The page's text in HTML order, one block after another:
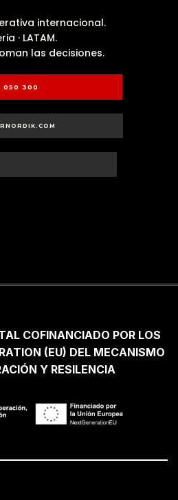
internacional.
· LATAM.
las decisiones.
050 300
COFINANCIADO POR LOS
(EU) DEL MECANISMO
Y RESILENCIA